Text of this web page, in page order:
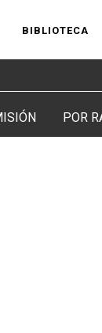
BIBLIOTECA
POR